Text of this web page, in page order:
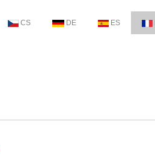
CS DE ES